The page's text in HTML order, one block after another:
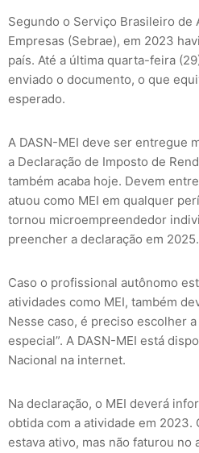
Segundo o Serviço Brasileiro de
Empresas (Sebrae), em 2023
país. Até a última quarta-feira
enviado o documento, o que
esperado.
A DASN-MEI deve ser entregue
a Declaração de Imposto de
também acaba hoje. Devem
atuou como MEI em qualquer
tornou microempreendedor
preencher a declaração em 2025.
Caso o profissional autônomo
atividades como MEI, também
Nesse caso, é preciso escolher a
especial”. A DASN-MEI está
Nacional na internet.
Na declaração, o MEI deverá
obtida com a atividade em
estava ativo, mas não faturou no